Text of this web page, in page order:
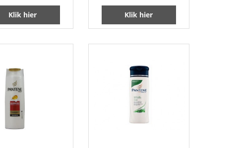
Klik hier Klik hier